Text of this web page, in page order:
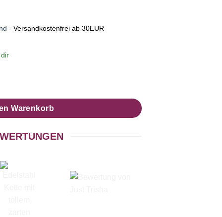
- Versandkostenfrei ab 30EUR
Warenkorb